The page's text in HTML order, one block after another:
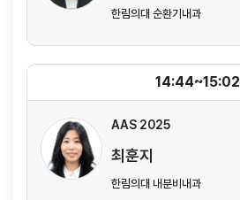
한림의대 순환기내과
AAS 2025
최훈지
한림의대 내분비내과
14:44~15:02